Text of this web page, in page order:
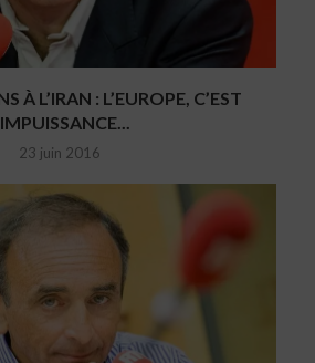
À L’IRAN : L’EUROPE, C’EST
23 juin 2016